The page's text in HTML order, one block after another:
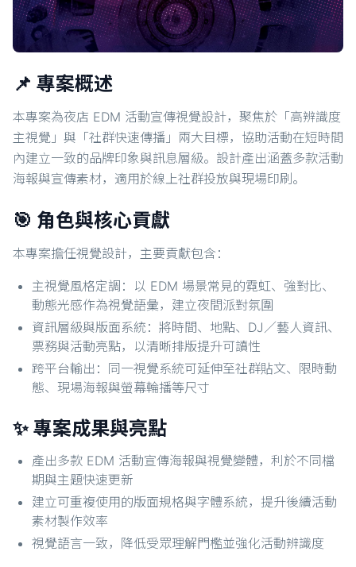
📌 專案概述
本專案為夜店 EDM 活動宣傳視覺設計，聚焦於「高辨識度
主視覺」與「社群快速傳播」兩大目標，協助活動在短時間
內建立一致的品牌印象與訊息層級。設計產出涵蓋多款活動
海報與宣傳素材，適用於線上社群投放與現場印刷。
🎯 角色與核心貢獻
本專案擔任視覺設計，主要貢獻包含：
主視覺風格定調：以 EDM 場景常見的霓虹、強對比、
動態光感作為視覺語彙，建立夜間派對氛圍
資訊層級與版面系統：將時間、地點、DJ／藝人資訊、
票務與活動亮點，以清晰排版提升可讀性
跨平台輸出：同一視覺系統可延伸至社群貼文、限時動
態、現場海報與螢幕輪播等尺寸
✨ 專案成果與亮點
產出多款 EDM 活動宣傳海報與視覺變體，利於不同檔
期與主題快速更新
建立可重複使用的版面規格與字體系統，提升後續活動
素材製作效率
視覺語言一致，降低受眾理解門檻並強化活動辨識度